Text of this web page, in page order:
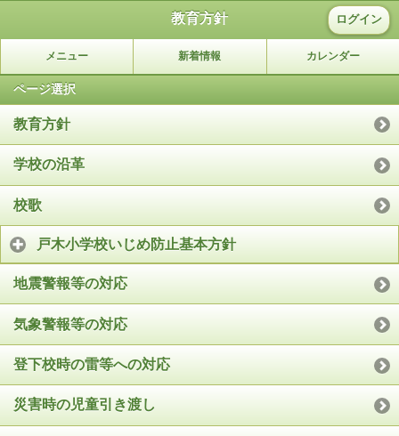
教育方針 ログイン
メニュー 新着情報 カレンダー
ページ選択
教育方針
学校の沿革
校歌
戸木小学校いじめ防止基本方針
地震警報等の対応
気象警報等の対応
登下校時の雷等への対応
災害時の児童引き渡し